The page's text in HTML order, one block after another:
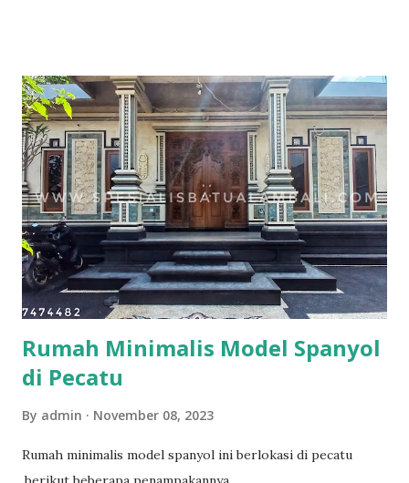
bali bahan bata pres bisa dilihat di tautan sebagai berikut
Semua postingan tentang bata pres Untuk mendapatkan
diskon 5 persen bisa follow ,like dan subscribe channel
youtube kami di
https://www.youtube.com/spesialisbatualambali untuk yang
tidak sedang membangun juga bisa mendapat tambahan
penghasilan berupa persenan 5 % dari setiap order yang
deal dengan cara menjadi penghubung proyek.
Rumah Minimalis Model Spanyol
di Pecatu
By admin November 08, 2023
Rumah minimalis model spanyol ini berlokasi di pecatu